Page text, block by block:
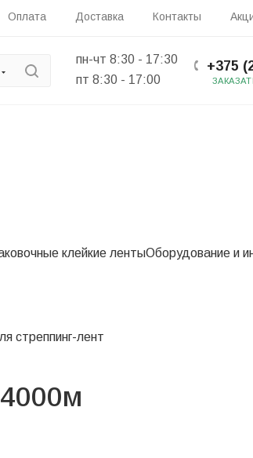
Оплата Доставка Контакты
пн-чт 8:30 - 17:30
пт 8:30 - 17:00
+375
клейкие лентыОборудование и
стреппинг-лент